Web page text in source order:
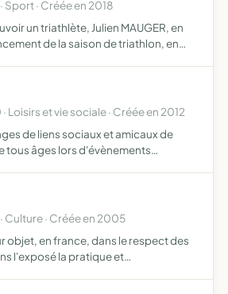
Sport · Créée en 2018
un triathlète, Julien MAUGER, en
de la saison de triathlon, en
Loisirs et vie sociale · Créée en 2012
de liens sociaux et amicaux de
tous âges lors d'évènements
Culture · Créée en 2005
objet, en france, dans le respect des
l'exposé la pratique et